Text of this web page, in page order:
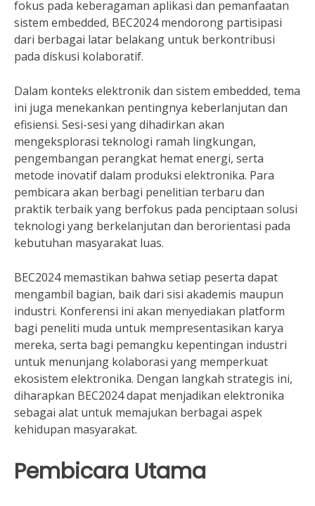
fokus pada keberagaman aplikasi dan pemanfaatan
sistem embedded, BEC2024 mendorong partisipasi
dari berbagai latar belakang untuk berkontribusi
pada diskusi kolaboratif.
Dalam konteks elektronik dan sistem embedded, tema
ini juga menekankan pentingnya keberlanjutan dan
efisiensi. Sesi-sesi yang dihadirkan akan
mengeksplorasi teknologi ramah lingkungan,
pengembangan perangkat hemat energi, serta
metode inovatif dalam produksi elektronika. Para
pembicara akan berbagi penelitian terbaru dan
praktik terbaik yang berfokus pada penciptaan solusi
teknologi yang berkelanjutan dan berorientasi pada
kebutuhan masyarakat luas.
BEC2024 memastikan bahwa setiap peserta dapat
mengambil bagian, baik dari sisi akademis maupun
industri. Konferensi ini akan menyediakan platform
bagi peneliti muda untuk mempresentasikan karya
mereka, serta bagi pemangku kepentingan industri
untuk menunjang kolaborasi yang memperkuat
ekosistem elektronika. Dengan langkah strategis ini,
diharapkan BEC2024 dapat menjadikan elektronika
sebagai alat untuk memajukan berbagai aspek
kehidupan masyarakat.
Pembicara Utama